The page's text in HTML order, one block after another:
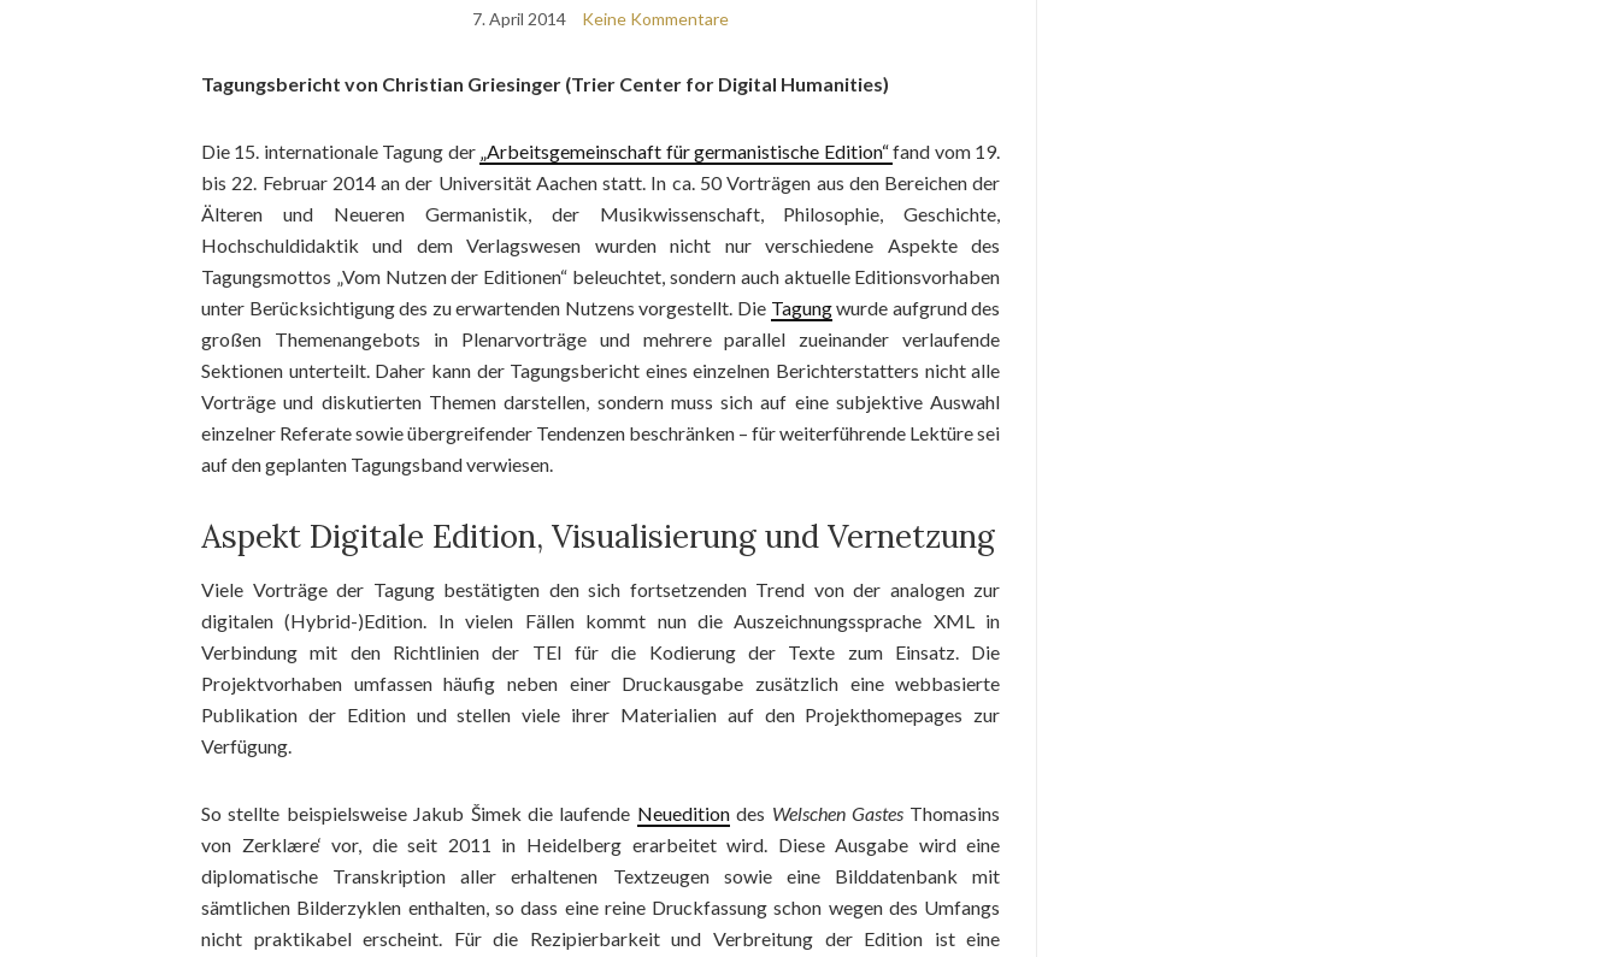
7. April 2014 Keine Kommentare
Tagungsbericht von Christian Griesinger (Trier Center for Digital Humanities)
Die 15. internationale Tagung der „Arbeitsgemeinschaft für germanistische Edition“fand vom 19.
bis 22. Februar 2014 an der Universität Aachen statt. In ca. 50 Vorträgen aus den Bereichen der
Älteren und Neueren Germanistik, der Musikwissenschaft, Philosophie, Geschichte,
Hochschuldidaktik und dem Verlagswesen wurden nicht nur verschiedene Aspekte des
Tagungsmottos „Vom Nutzen der Editionen“ beleuchtet, sondern auch aktuelle Editionsvorhaben
unter Berücksichtigung des zu erwartenden Nutzens vorgestellt. Die Tagungwurde aufgrund des
großen Themenangebots in Plenarvorträge und mehrere parallel zueinander verlaufende
Sektionen unterteilt. Daher kann der Tagungsbericht eines einzelnen Berichterstatters nicht alle
Vorträge und diskutierten Themen darstellen, sondern muss sich auf eine subjektive Auswahl
einzelner Referate sowie übergreifender Tendenzen beschränken – für weiterführende Lektüre sei
auf den geplanten Tagungsband verwiesen.
Aspekt Digitale Edition, Visualisierung und Vernetzung
Viele Vorträge der Tagung bestätigten den sich fortsetzenden Trend von der analogen zur
digitalen (Hybrid-)Edition. In vielen Fällen kommt nun die Auszeichnungssprache XML in
Verbindung mit den Richtlinien der TEI für die Kodierung der Texte zum Einsatz. Die
Projektvorhaben umfassen häufig neben einer Druckausgabe zusätzlich eine webbasierte
Publikation der Edition und stellen viele ihrer Materialien auf den Projekthomepages zur
Verfügung.
So stellte beispielsweise Jakub Šimek die laufende Neueditiondes Welschen GastesThomasins
von Zerklære‘ vor, die seit 2011 in Heidelberg erarbeitet wird. Diese Ausgabe wird eine
diplomatische Transkription aller erhaltenen Textzeugen sowie eine Bilddatenbank mit
sämtlichen Bilderzyklen enthalten, so dass eine reine Druckfassung schon wegen des Umfangs
nicht praktikabel erscheint. Für die Rezipierbarkeit und Verbreitung der Edition ist eine